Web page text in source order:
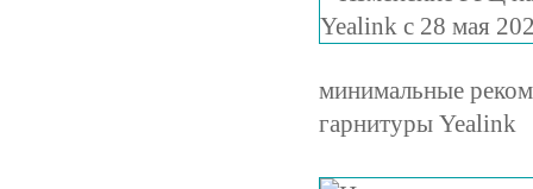
минимальные
гарнитуры Yealink